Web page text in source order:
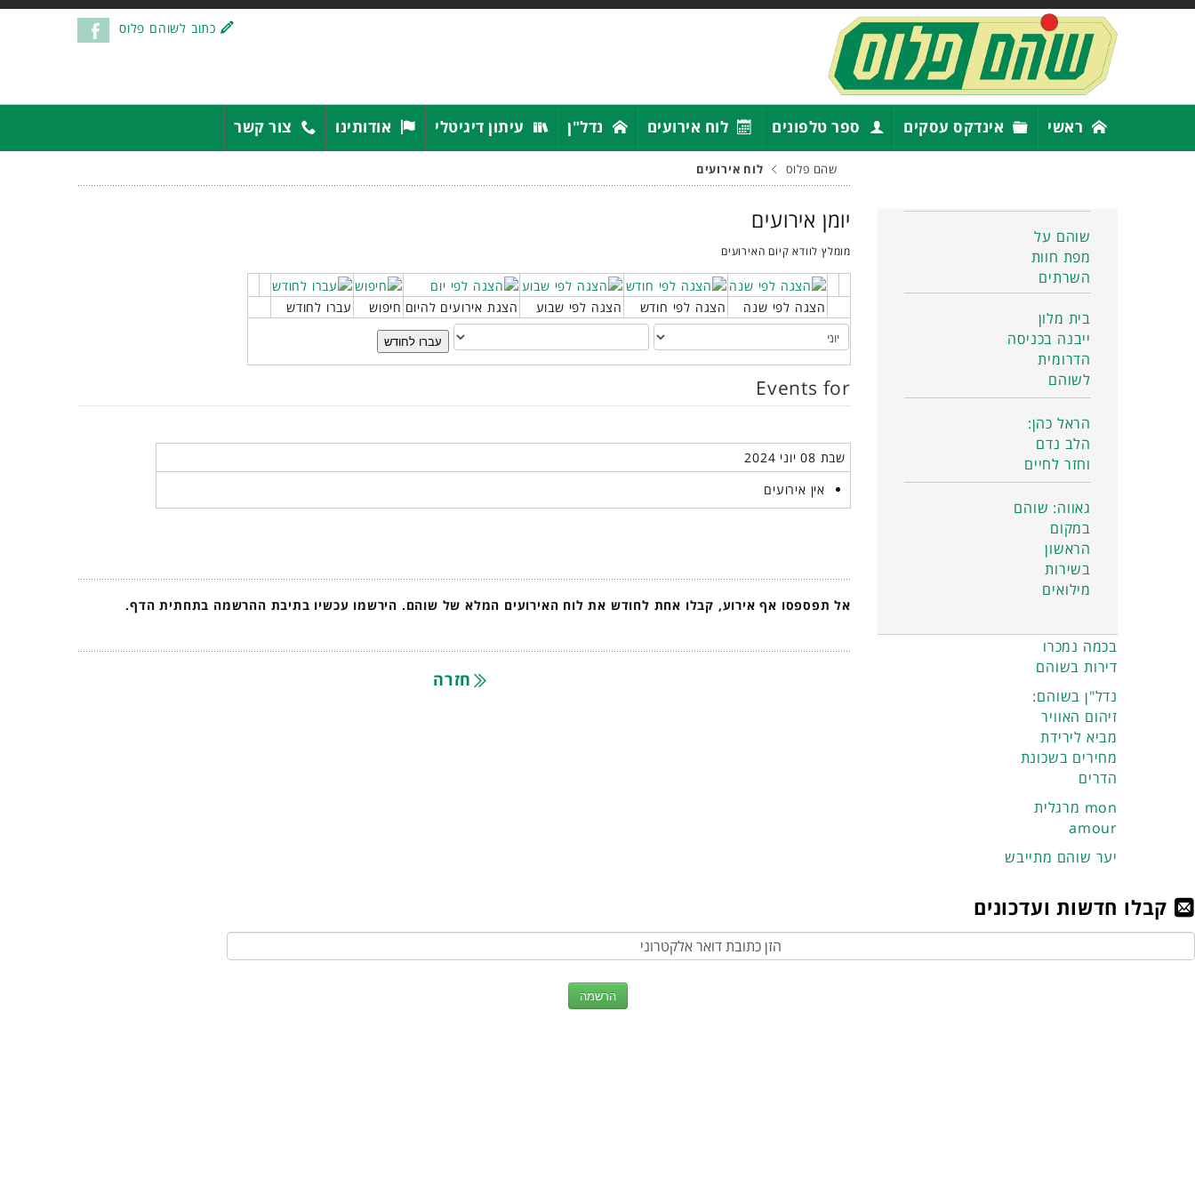
כתוב לשוהם פלוס
ראשי אינדקס עסקים ספר טלפונים לוח אירועים נדל"ן עיתון דיגיטלי אודותינו צור קשר
שהם פלוס לוח אירועים
יומן אירועים
מומלץ לוודא קיום האירועים
הצגה לפי שנה הצגה לפי חודש הצגה לפי שבוע הצגת אירועים להיום חיפוש
עברו לחודש
עברו לחודש
Events for
שבת 08 יוני 2024
אין אירועים
אל תפספסו אף אירוע, קבלו אחת לחודש את לוח האירועים המלא של שוהם. הירשמו עכשיו בתיבת ההרשמה בתחתית הדף.
חזרה
שוהם על
מפת חוות
השרתים
בית מלון
ייבנה בכניסה
הדרומית
לשוהם
הראל כהן:
הלב נדם
וחזר לחיים
גאווה: שוהם
במקום
הראשון
בשירות
מילואים
בכמה נמכרו
דירות בשוהם
נדל"ן בשוהם:
זיהום האוויר
מביא לירידת
מחירים בשכונת
הדרים
מרגלית mon
amour
יער שוהם מתייבש
קבלו חדשות ועדכונים